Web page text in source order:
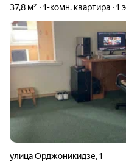
37,8 м² 1-комн. квартира 1
улица Орджоникидзе,1